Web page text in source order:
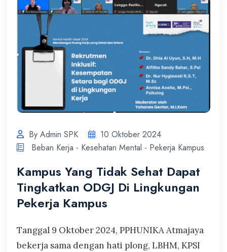
By Admin SPK
10 Oktober 2024
Beban Kerja - Kesehatan Mental - Pekerja Kampus
Kampus Yang Tidak Sehat Dapat
Tingkatkan ODGJ Di Lingkungan
Pekerja Kampus
Tanggal 9 Oktober 2024, PPHUNIKA Atmajaya
bekerja sama dengan hati plong, LBHM, KPSI